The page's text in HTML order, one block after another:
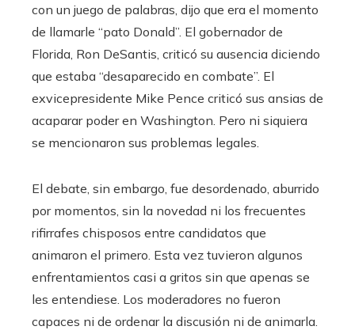
con un juego de palabras, dijo que era el momento
de llamarle “pato Donald”. El gobernador de
Florida, Ron DeSantis, criticó su ausencia diciendo
que estaba “desaparecido en combate”. El
exvicepresidente Mike Pence criticó sus ansias de
acaparar poder en Washington. Pero ni siquiera
se mencionaron sus problemas legales.
El debate, sin embargo, fue desordenado, aburrido
por momentos, sin la novedad ni los frecuentes
rifirrafes chisposos entre candidatos que
animaron el primero. Esta vez tuvieron algunos
enfrentamientos casi a gritos sin que apenas se
les entendiese. Los moderadores no fueron
capaces ni de ordenar la discusión ni de animarla.